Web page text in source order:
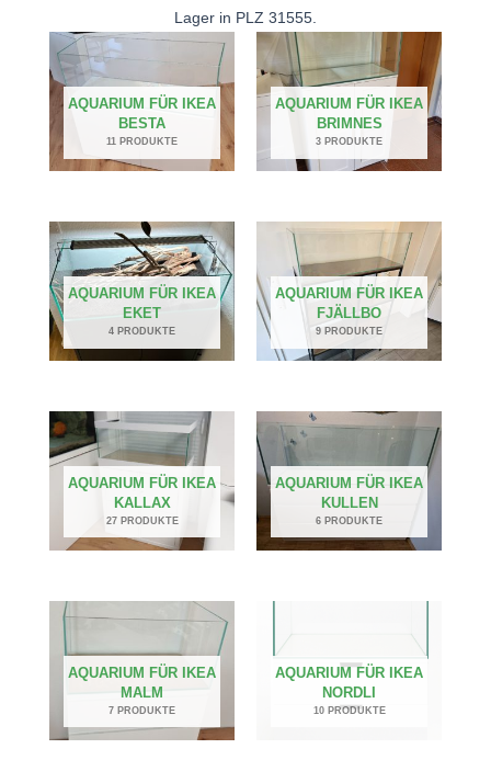
Lager in PLZ 31555.
AQUARIUM FÜR IKEA
BESTA
11 PRODUKTE
AQUARIUM FÜR IKEA
BRIMNES
3 PRODUKTE
AQUARIUM FÜR IKEA
EKET
4 PRODUKTE
AQUARIUM FÜR IKEA
FJÄLLBO
9 PRODUKTE
AQUARIUM FÜR IKEA
KALLAX
27 PRODUKTE
AQUARIUM FÜR IKEA
KULLEN
6 PRODUKTE
AQUARIUM FÜR IKEA
MALM
7 PRODUKTE
AQUARIUM FÜR IKEA
NORDLI
10 PRODUKTE